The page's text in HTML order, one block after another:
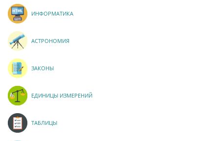
ИНФОРМАТИКА
АСТРОНОМИЯ
ЗАКОНЫ
ЕДИНИЦЫ ИЗМЕРЕНИЙ
ТАБЛИЦЫ